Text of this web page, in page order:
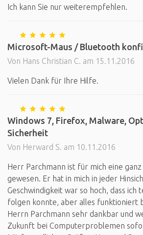
Ich kann Sie nur weiterempfehlen.
Microsoft-Maus / Bluetooth
Von Hans Christian C. am 15.11.2016
Vielen Dank für Ihre Hilfe.
Windows 7, Firefox, Malware,
Sicherheit
Von Herward S. am 10.11.2016
Herr Parchmann ist für mich eine
gewesen. Er hat in mich in jeder
Geschwindigkeit war so hoch, dass ich
folgen konnte, aber alles funktioniert
Herrn Parchmann sehr dankbar und
Zukunft bei Computerproblemen